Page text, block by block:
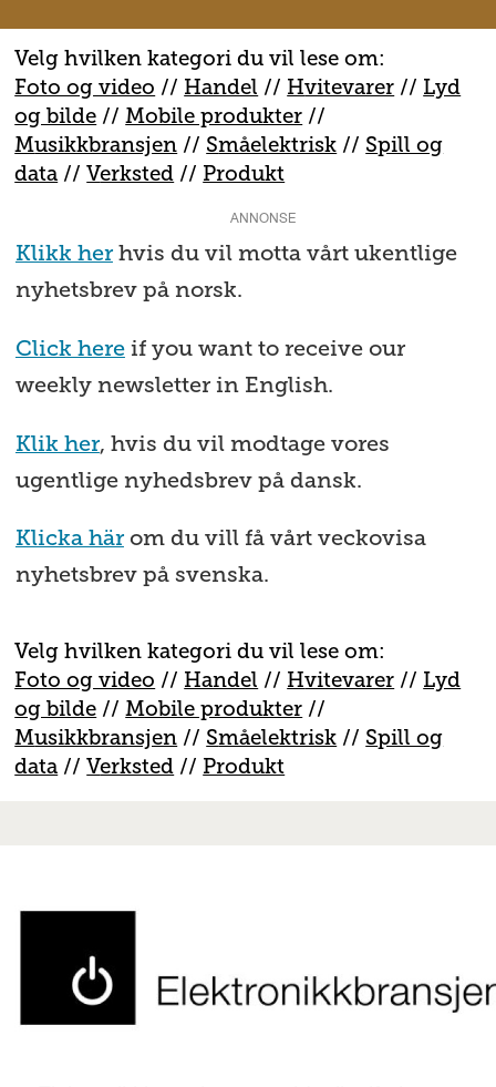
Velg hvilken kategori du vil lese om:
Foto og video // Handel // Hvitevarer // Lyd
og bilde //Mobile produkter //
Musikkbransjen // Småelektrisk // Spill og
data //Verksted // Produkt
ANNONSE
Klikk herhvis du vil motta vårt ukentlige
nyhetsbrev på norsk.
Click hereif you want to receive our
weekly newsletter in English.
Klik her, hvis du vil modtage vores
ugentlige nyhedsbrev på dansk.
Klicka härom du vill få vårt veckovisa
nyhetsbrev på svenska.
Velg hvilken kategori du vil lese om:
Foto og video // Handel // Hvitevarer // Lyd
og bilde //Mobile produkter //
Musikkbransjen // Småelektrisk // Spill og
data //Verksted // Produkt